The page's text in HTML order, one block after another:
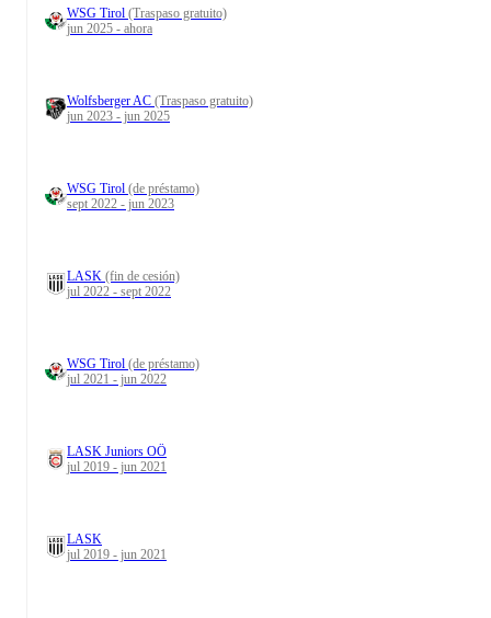
WSG Tirol (Traspaso gratuito)
jun 2025 - ahora
Wolfsberger AC (Traspaso gratuito)
jun 2023 - jun 2025
WSG Tirol (de préstamo)
sept 2022 - jun 2023
LASK (fin de cesión)
jul 2022 - sept 2022
WSG Tirol (de préstamo)
jul 2021 - jun 2022
LASK Juniors OÖ
jul 2019 - jun 2021
LASK
jul 2019 - jun 2021